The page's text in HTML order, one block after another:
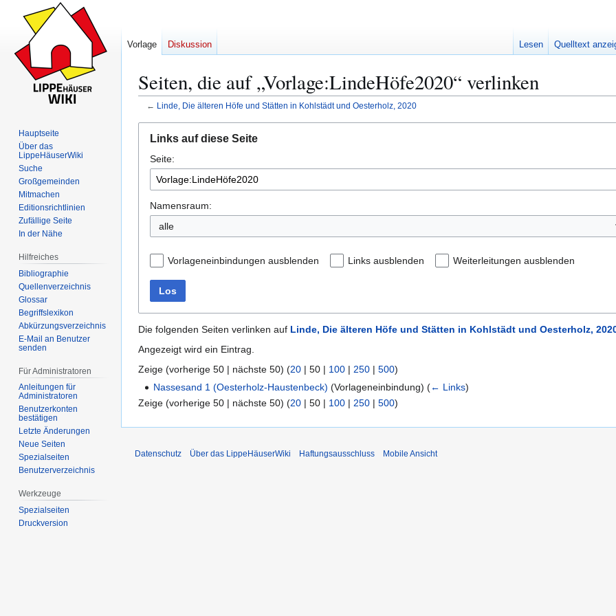
Seiten, die auf „Vorlage:LindeHöfe2020“ verlinken
← Linde, Die älteren Höfe und Stätten in Kohlstädt und Oesterholz, 2020
Navigation
springen
Suche
springen
Links auf diese Seite
Seite:
Namensraum:
alle
Vorlageneinbindungen ausblenden Links ausblenden Weiterleitungen ausblenden
Los
Die folgenden Seiten verlinken auf Linde, Die älteren Höfe und Stätten in Kohlstädt und Oesterholz,
Angezeigt wird ein Eintrag.
Zeige (vorherige 50 | nächste 50) (20 | 50 | 100 | 250 | 500)
Nassesand 1 (Oesterholz-Haustenbeck) (Vorlageneinbindung)(← Links)
Zeige (vorherige 50 | nächste 50) (20 | 50 | 100 | 250 | 500)
Vorlage Diskussion Lesen Quelltext
Hauptseite
Über das
LippeHäuserWiki
Suche
Großgemeinden
Mitmachen
Editionsrichtlinien
Zufällige Seite
In der Nähe
Hilfreiches
Bibliographie
Quellenverzeichnis
Glossar
Begriffslexikon
Abkürzungsverzeichnis
E-Mail an Benutzer
senden
Für Administratoren
Anleitungen für
Administratoren
Benutzerkonten
bestätigen
Letzte Änderungen
Neue Seiten
Spezialseiten
Benutzerverzeichnis
Werkzeuge
Spezialseiten
Druckversion
Datenschutz Über das LippeHäuserWiki Haftungsausschluss Mobile Ansicht